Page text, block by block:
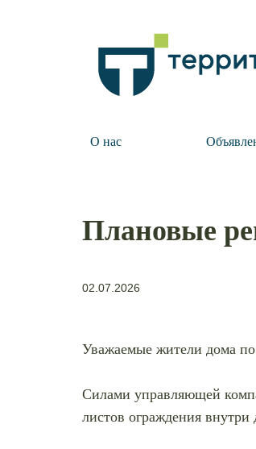
О нас
Плановые
02.07.2026
Уважаемые жители дома по
Силами управляющей
листов ограждения внутри